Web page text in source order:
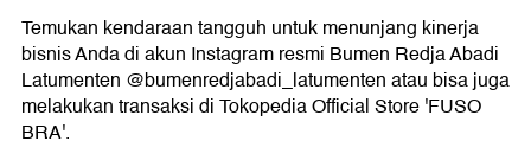
Temukan kendaraan tangguh untuk menunjang kinerja
bisnis Anda di akun Instagram resmi Bumen Redja Abadi
Latumenten @bumenredjabadi_latumenten atau bisa juga
melakukan transaksi di Tokopedia Official Store 'FUSO
BRA'.